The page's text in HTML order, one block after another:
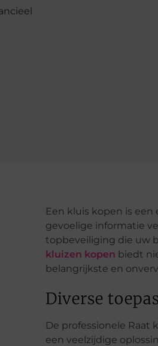
Een kluis kopen is
gevoelige informatie
topbeveiliging die uw
kluizen kopen biedt
belangrijkste en
Diverse
De professionele Raat
een veelzijdige